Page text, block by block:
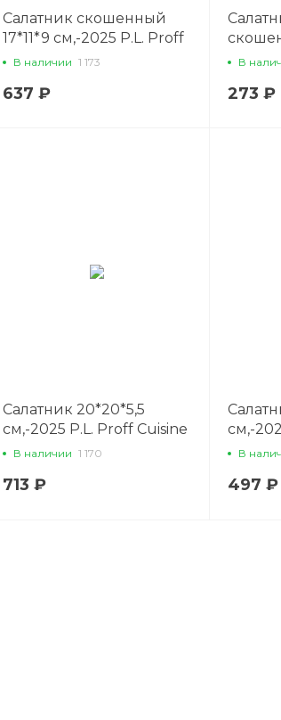
Салатник скошенный
17*11*9 см,-2025 P.L. Proff
Cuisine
В наличии 1 173
637 ₽
см,-
В
273 ₽
Салатник 20*20*5,5
см,-2025 P.L. Proff Cuisine
В наличии 1 170
713 ₽
см,-
В
497 ₽